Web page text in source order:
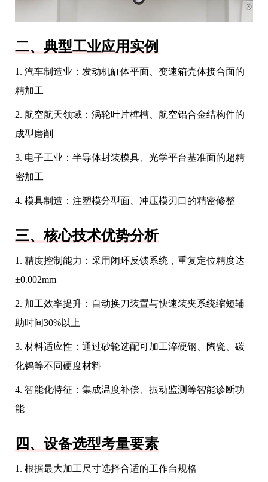
二、典型工业应用实例
1. 汽车制造业：发动机缸体平面、变速箱壳体接合面的
精加工
2. 航空航天领域：涡轮叶片榫槽、航空铝合金结构件的
成型磨削
3. 电子工业：半导体封装模具、光学平台基准面的超精
密加工
4. 模具制造：注塑模分型面、冲压模刃口的精密修整
三、核心技术优势分析
1. 精度控制能力：采用闭环反馈系统，重复定位精度达
±0.002mm
2. 加工效率提升：自动换刀装置与快速装夹系统缩短辅
助时间30%以上
3. 材料适应性：通过砂轮选配可加工淬硬钢、陶瓷、碳
化钨等不同硬度材料
4. 智能化特征：集成温度补偿、振动监测等智能诊断功
能
四、设备选型考量要素
1. 根据最大加工尺寸选择合适的工作台规格